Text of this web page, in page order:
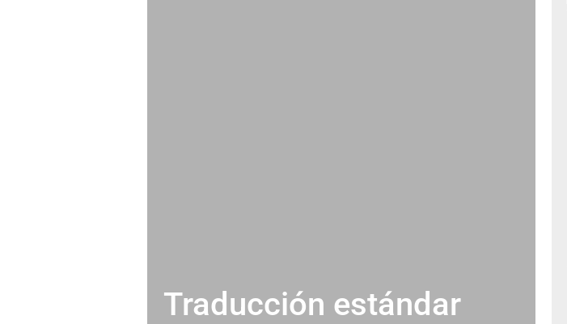
Traducción estándar